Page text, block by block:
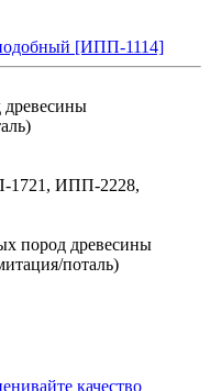
[ИПП-1114]
древесины
ИПП-2228,
пород древесины
поталь)